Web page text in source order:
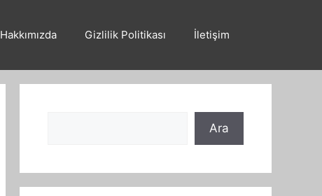
Hakkımızda Gizlilik Politikası İletişim
Ara